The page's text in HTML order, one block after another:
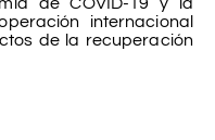
de COVID-19 y la
internacional
de la recuperación